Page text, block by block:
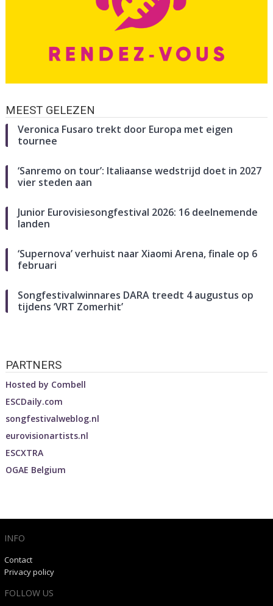
MEEST GELEZEN
Veronica Fusaro trekt door Europa met eigen
tournee
‘Sanremo on tour’: Italiaanse wedstrijd doet in 2027
vier steden aan
Junior Eurovisiesongfestival 2026: 16 deelnemende
landen
‘Supernova’ verhuist naar Xiaomi Arena, finale op 6
februari
Songfestivalwinnares DARA treedt 4 augustus op
tijdens ‘VRT Zomerhit’
PARTNERS
Hosted by Combell
ESCDaily.com
songfestivalweblog.nl
eurovisionartists.nl
ESCXTRA
OGAE Belgium
INFO
Contact
Privacy policy
FOLLOW US